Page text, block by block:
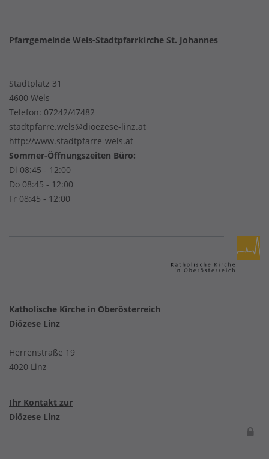
Pfarrgemeinde Wels-Stadtpfarrkirche St. Johannes
Stadtplatz 31
4600 Wels
Telefon: 07242/47482
stadtpfarre.wels@dioezese-linz.at
http://www.stadtpfarre-wels.at
Sommer-Öffnungszeiten Büro:
Di 08:45 - 12:00
Do 08:45 - 12:00
Fr 08:45 - 12:00
Katholische Kirche in Oberösterreich
Diözese Linz
Herrenstraße 19
4020 Linz
Ihr Kontakt zur
Diözese Linz